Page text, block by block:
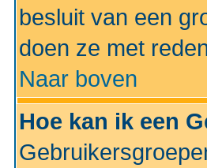
besluit van een
doen ze met
Naar boven
Hoe kan ik een